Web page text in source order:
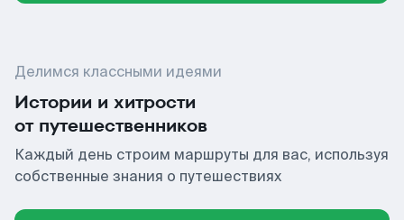
Делимся классными идеями
Истории и хитрости
от путешественников
Каждый день строим маршруты для вас, используя
собственные знания о путешествиях